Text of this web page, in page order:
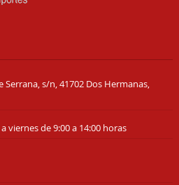
Serrana, s/n, 41702 Dos Hermanas,
viernes de 9:00 a 14:00 horas